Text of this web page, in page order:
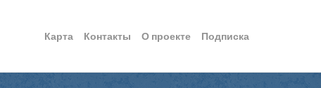
Карта Контакты О проекте Подписка